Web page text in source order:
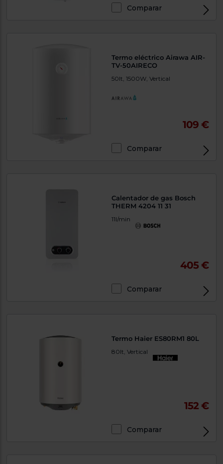
Comparar
Termo eléctrico Airawa AIR-
TV-50AIRECO
50lt, 1500W, Vertical
109 €
Comparar
Calentador de gas Bosch
THERM 4204 11 31
11l/min
405 €
Comparar
Termo Haier ES80RM1 80L
80lt, Vertical
152 €
Comparar